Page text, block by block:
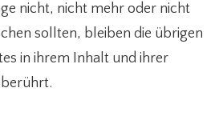
nicht, nicht mehr oder nicht
sollten, bleiben die übrigen
in ihrem Inhalt und ihrer